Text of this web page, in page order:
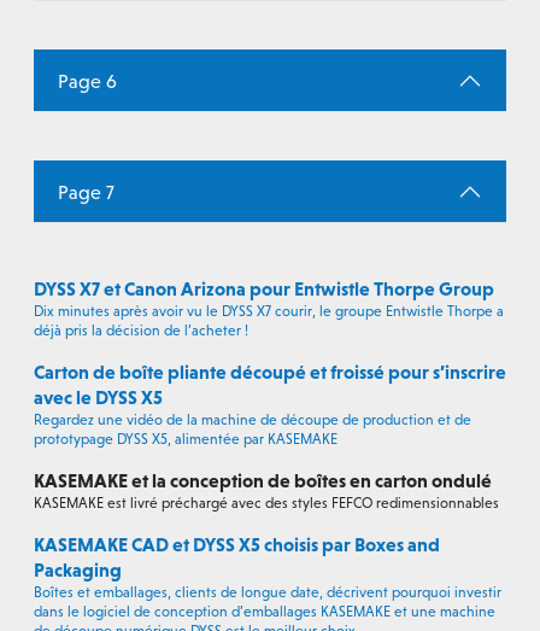
Page 6
Page 7
DYSS X7 et Canon Arizona pour Entwistle Thorpe Group
Dix minutes après avoir vu le DYSS X7 courir, le groupe Entwistle Thorpe a
déjà pris la décision de l’acheter !
Carton de boîte pliante découpé et froissé pour s’inscrire
avec le DYSS X5
Regardez une vidéo de la machine de découpe de production et de
prototypage DYSS X5, alimentée par KASEMAKE
KASEMAKE et la conception de boîtes en carton ondulé
KASEMAKE est livré préchargé avec des styles FEFCO redimensionnables
KASEMAKE CAD et DYSS X5 choisis par Boxes and
Packaging
Boîtes et emballages, clients de longue date, décrivent pourquoi investir
dans le logiciel de conception d’emballages KASEMAKE et une machine